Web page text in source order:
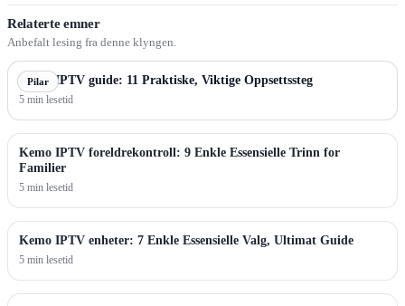
Relaterte emner
Anbefalt lesing fra denne klyngen.
Pilar
Kemo IPTV guide: 11 Praktiske, Viktige Oppsettssteg
5 min lesetid
Kemo IPTV foreldrekontroll: 9 Enkle Essensielle Trinn for
Familier
5 min lesetid
Kemo IPTV enheter: 7 Enkle Essensielle Valg, Ultimat Guide
5 min lesetid